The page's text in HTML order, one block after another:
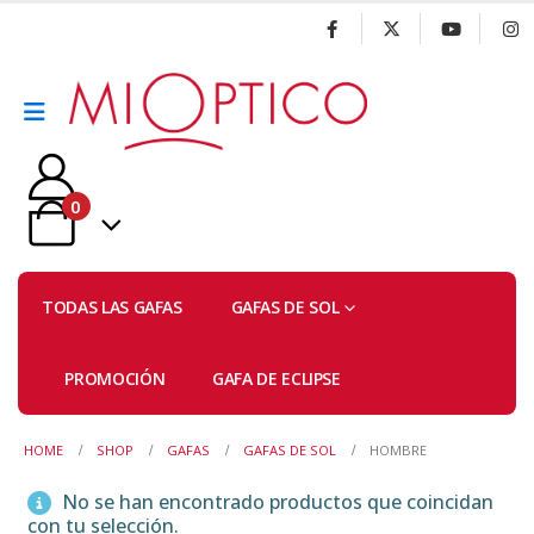
0
TODAS LAS GAFAS GAFAS DE SOL
PROMOCIÓN GAFA DE ECLIPSE
HOME SHOP GAFAS GAFAS DE SOL HOMBRE
No se han encontrado productos que coincidan
con tu selección.